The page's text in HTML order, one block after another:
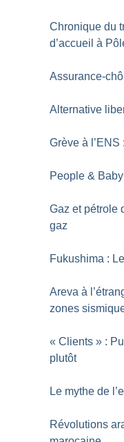
Chronique du
d’accueil à
Assurance-
Alternative
Grève à
People &
Gaz et pétrole
gaz
Fukushima :
Areva à
zones
« Clients » :
plutôt
Le mythe de
Révolutions